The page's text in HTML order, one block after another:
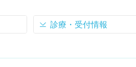
診療・受付情報